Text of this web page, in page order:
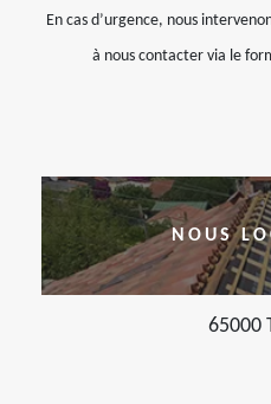
En cas d’urgence, nous
à nous contacter via le
NOUS
65000